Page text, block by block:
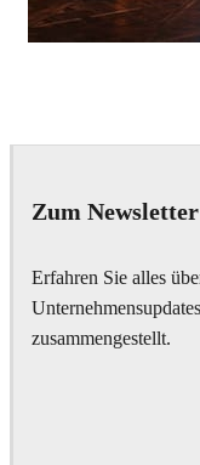
Zum
Erfahren Sie alles
zusammengestellt.